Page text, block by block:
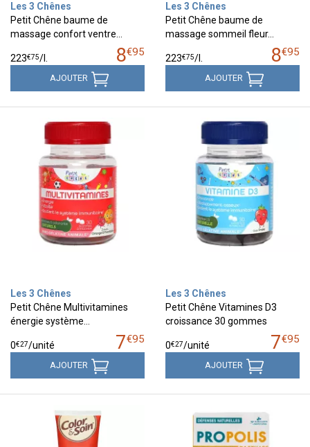
Les 3 Chênes
Petit Chêne baume de
massage confort ventre…
8€95
223€75/
AJOUTER
Les 3 Chênes
Petit Chêne baume de
massage sommeil fleur…
8€95
223€75/
AJOUTER
Les 3 Chênes
Petit Chêne Multivitamines
énergie système…
7€95
0€27/unité
AJOUTER
Les 3 Chênes
Petit Chêne Vitamines D3
croissance 30 gommes
7€95
0€27/unité
AJOUTER